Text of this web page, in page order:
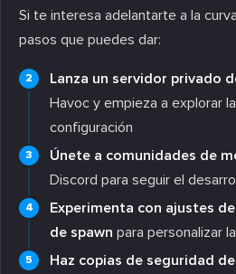
Si te interesa adelantarte a la
pasos que puedes dar:
Lanza un servidor privado
Havoc y empieza a explorar
configuración
Únete a comunidades de
Discord para seguir el
Experimenta con ajustes
de spawn para personalizar
Haz copias de seguridad